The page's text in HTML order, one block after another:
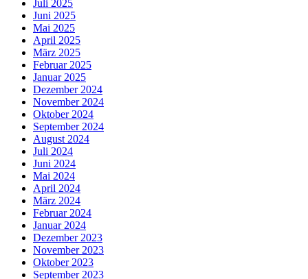
Juli 2025
Juni 2025
Mai 2025
April 2025
März 2025
Februar 2025
Januar 2025
Dezember 2024
November 2024
Oktober 2024
September 2024
August 2024
Juli 2024
Juni 2024
Mai 2024
April 2024
März 2024
Februar 2024
Januar 2024
Dezember 2023
November 2023
Oktober 2023
September 2023